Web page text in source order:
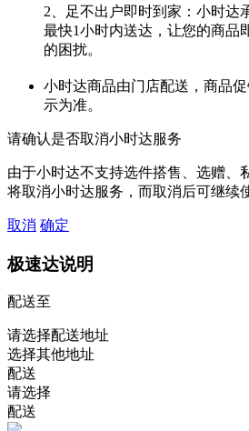
2、足不出户即时到家：小时达
最快1小时内送达，让您的商品
的困扰。
小时达商品由门店配送，商品
示为准。
请确认是否取消小时达服务
由于小时达不支持选件搭售、选赠、
将取消小时达服务，而取消后可继续
取消 确定
极速达说明
配送至
请选择配送地址
选择其他地址
配送
请选择
配送